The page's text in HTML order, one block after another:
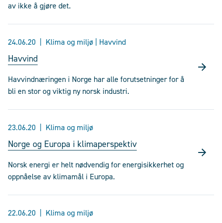
av ikke å gjøre det.
24.06.20 Klima og miljø | Havvind
Havvind
Havvindnæringen i Norge har alle forutsetninger for å
bli en stor og viktig ny norsk industri.
23.06.20 Klima og miljø
Norge og Europa i klimaperspektiv
Norsk energi er helt nødvendig for energisikkerhet og
oppnåelse av klimamål i Europa.
22.06.20 Klima og miljø